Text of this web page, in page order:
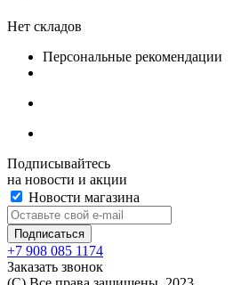
Нет складов
Персональные рекомендации
Подписывайтесь
на новости и акции
Новости магазина
+7 908 085 1174
Заказать звонок